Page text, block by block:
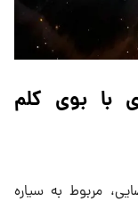
با بوی کلم
مربوط به سیاره